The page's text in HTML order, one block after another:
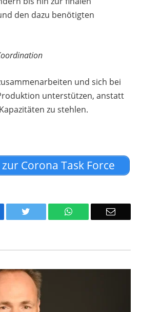
den dazu benötigten
und sich bei
unterstützen, anstatt
zu stehlen.
zur Corona Task Force
WhatsApp Email